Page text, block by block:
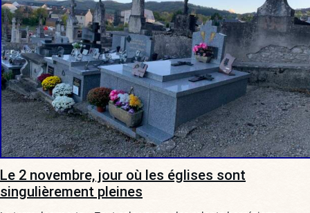
Le 2 novembre, jour où les églises sont
singulièrement pleines